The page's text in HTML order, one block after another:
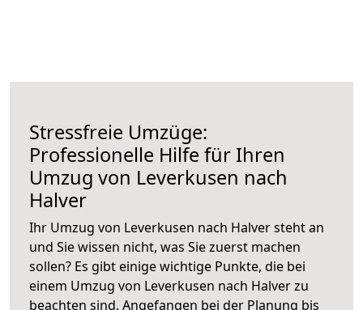
Stressfreie Umzüge:
Professionelle Hilfe für Ihren
Umzug von Leverkusen nach
Halver
Ihr Umzug von Leverkusen nach Halver steht an
und Sie wissen nicht, was Sie zuerst machen
sollen? Es gibt einige wichtige Punkte, die bei
einem Umzug von Leverkusen nach Halver zu
beachten sind. Angefangen bei der Planung bis